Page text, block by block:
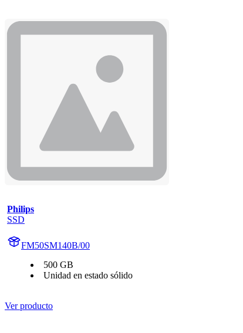
Philips
SSD
FM50SM140B/00
500 GB
Unidad en estado sólido
Ver producto